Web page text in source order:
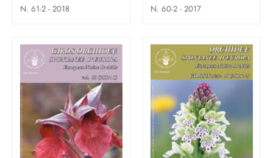
N. 61-2 - 2018 N. 60-2 - 2017